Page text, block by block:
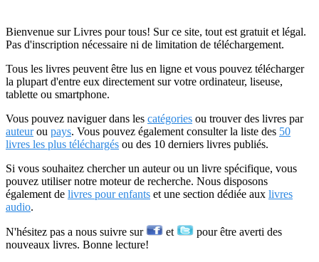
Bienvenue sur Livres pour tous! Sur ce site, tout est gratuit et légal.
Pas d'inscription nécessaire ni de limitation de téléchargement.
Tous les livres peuvent être lus en ligne et vous pouvez télécharger
la plupart d'entre eux directement sur votre ordinateur, liseuse,
tablette ou smartphone.
Vous pouvez naviguer dans les catégories ou trouver des livres par
auteurou pays. Vous pouvez également consulter la liste des 50
livres les plus téléchargés ou des 10 derniers livres publiés.
Si vous souhaitez chercher un auteur ou un livre spécifique, vous
pouvez utiliser notre moteur de recherche. Nous disposons
également de livres pour enfants et une section dédiée aux livres
audio.
N'hésitez pas a nous suivre sur et
pour être averti des
nouveaux livres. Bonne lecture!